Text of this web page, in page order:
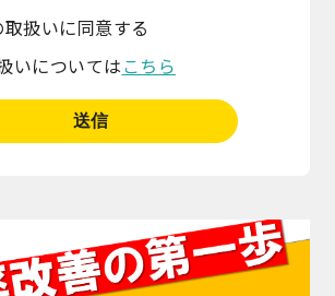
扱いに同意する
いについては こちら